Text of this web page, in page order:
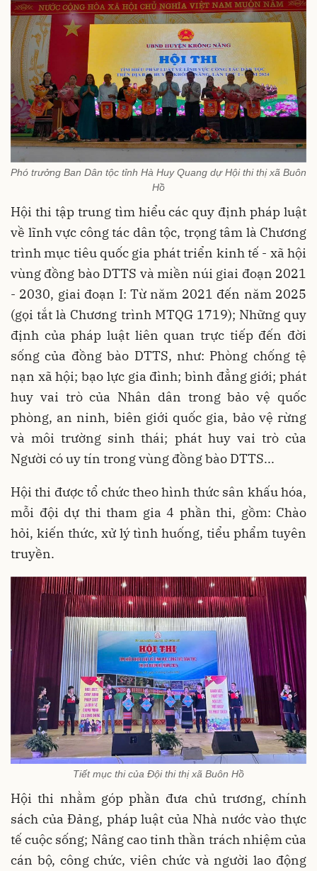
Phó trưởng Ban Dân tộc tỉnh Hà Huy Quang dự Hội thi thị xã Buôn
Hồ
Hội thi tập trung tìm hiểu các quy định pháp luật
về lĩnh vực công tác dân tộc, trọng tâm là Chương
trình mục tiêu quốc gia phát triển kinh tế - xã hội
vùng đồng bào DTTS và miền núi giai đoạn 2021
- 2030, giai đoạn I: Từ năm 2021 đến năm 2025
(gọi tắt là Chương trình MTQG 1719); Những quy
định của pháp luật liên quan trực tiếp đến đời
sống của đồng bào DTTS, như: Phòng chống tệ
nạn xã hội; bạo lực gia đình; bình đẳng giới; phát
huy vai trò của Nhân dân trong bảo vệ quốc
phòng, an ninh, biên giới quốc gia, bảo vệ rừng
và môi trường sinh thái; phát huy vai trò của
Người có uy tín trong vùng đồng bào DTTS...
Hội thi được tổ chức theo hình thức sân khấu hóa,
mỗi đội dự thi tham gia 4 phần thi, gồm: Chào
hỏi, kiến thức, xử lý tình huống, tiểu phẩm tuyên
truyền.
Tiết mục thi của Đội thi thị xã Buôn Hồ
Hội thi nhằm góp phần đưa chủ trương, chính
sách của Đảng, pháp luật của Nhà nước vào thực
tế cuộc sống; Nâng cao tinh thần trách nhiệm của
cán bộ, công chức, viên chức và người lao động